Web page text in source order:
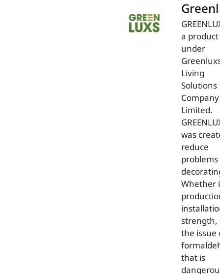
a product
under
Living
Solutions
Company
Limited.
was
reduce
Whether
strength,
the issue
that is